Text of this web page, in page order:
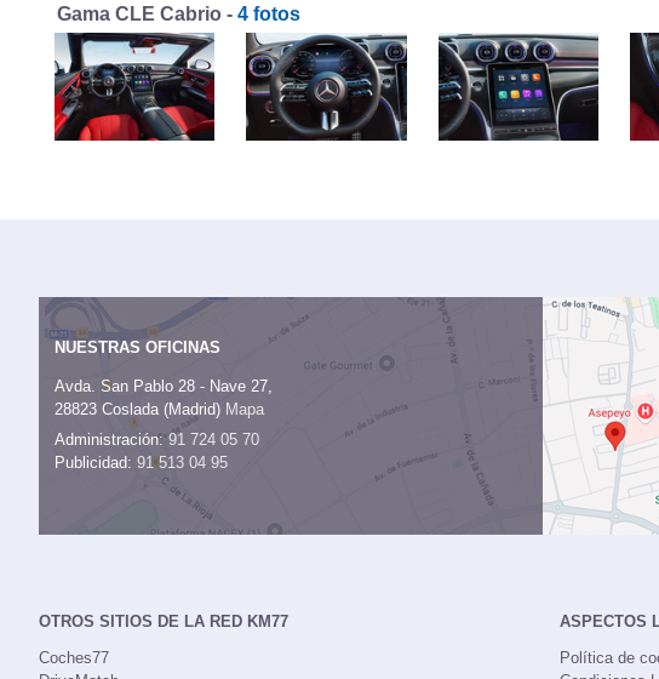
Gama CLE Cabrio - 4 fotos
NUESTRAS OFICINAS
Avda. San Pablo 28 - Nave 27,
28823 Coslada (Madrid) Mapa
Administración:91 724 05 70
Publicidad: 91 513 04 95
OTROS SITIOS DE LA RED KM77
Coches77
ASPECTOS
Política de